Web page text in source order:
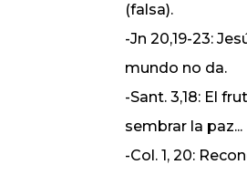
(falsa).
-Jn 20,19-23:
mundo no da.
-Sant. 3,18: El
sembrar la paz...
-Col. 1, 20: